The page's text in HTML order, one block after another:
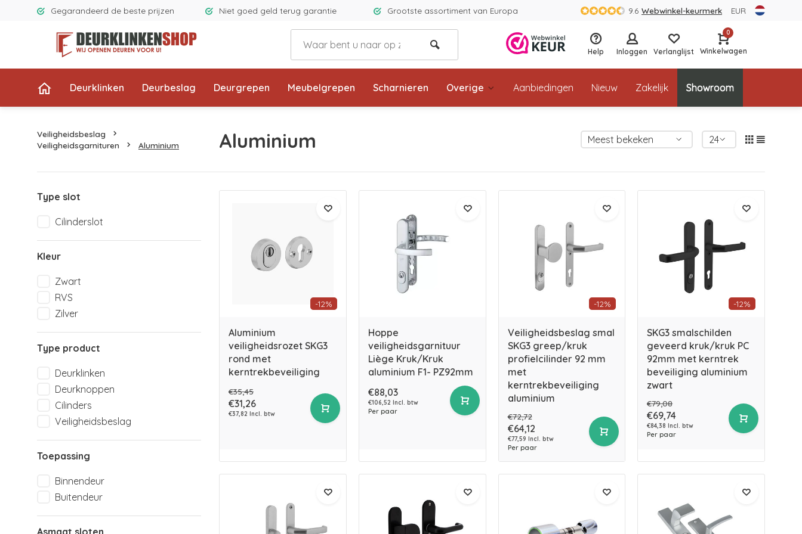
Gegarandeerd de beste prijzen Niet goed geld terug garantie Grootste assortiment van Europa 9.6 Webwinkel-keurmerk EUR
Help Inloggen Verlanglijst
0
Winkelwagen
Deurklinken Deurbeslag Deurgrepen Meubelgrepen Scharnieren Overige Aanbiedingen Nieuw Zakelijk Showroom
Veiligheidsbeslag
Veiligheidsgarnituren
Aluminium Aluminium
Type slot
Cilinderslot
Kleur
Zwart
RVS
Zilver
Type product
Deurklinken
Deurknoppen
Cilinders
Veiligheidsbeslag
Toepassing
Binnendeur
Buitendeur
Asmaat sloten
-12%
Aluminium
veiligheidsrozet SKG3
rond met
kerntrekbeveiliging
€35,45
€31,26
€37,82 Incl. btw
Hoppe
veiligheidsgarnituur
Liège Kruk/Kruk
aluminium F1- PZ92mm
€88,03
€106,52 Incl. btw
Per paar
-12%
Veiligheidsbeslag smal
SKG3 greep/kruk
profielcilinder 92 mm
met
kerntrekbeveiliging
aluminium
€72,72
€64,12
€77,59 Incl. btw
Per paar
-12%
SKG3 smalschilden
geveerd kruk/kruk PC
92mm met kerntrek
beveiliging aluminium
zwart
€79,08
€69,74
€84,38 Incl. btw
Per paar